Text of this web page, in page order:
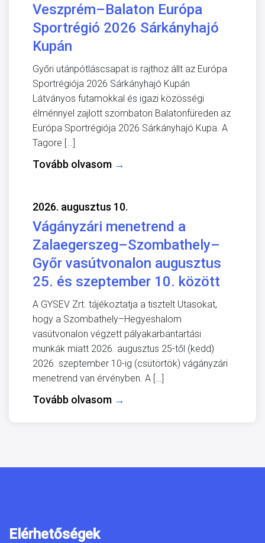
Veszprém–Balaton Európa
Sportrégió 2026 Sárkányhajó
Kupán
Győri utánpótláscsapat is rajthoz állt az Európa
Sportrégiója 2026 Sárkányhajó Kupán
Látványos futamokkal és igazi közösségi
élménnyel zajlott szombaton Balatonfüreden az
Európa Sportrégiója 2026 Sárkányhajó Kupa. A
Tagore […]
Tovább olvasom →
2026. augusztus 10.
Vágányzári menetrend a
Zalaegerszeg–Szombathely–
Győr vasútvonalon augusztus
25. és szeptember 10. között
A GYSEV Zrt. tájékoztatja a tisztelt Utasokat,
hogy a Szombathely–Hegyeshalom
vasútvonalon végzett pályakarbantartási
munkák miatt 2026. augusztus 25-től (kedd)
2026. szeptember 10-ig (csütörtök) vágányzári
menetrend van érvényben. A […]
Tovább olvasom →
Elérhetőségek